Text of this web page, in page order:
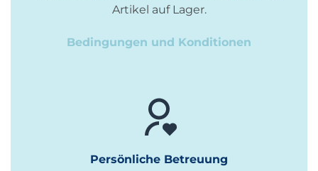
Artikel auf Lager.
Bedingungen und Konditionen
Persönliche Betreuung